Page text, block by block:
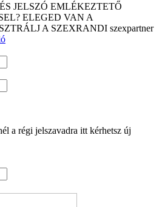
JELSZÓ EMLÉKEZTETŐ
ELEGED VAN A
A SZEXRANDI szexpartner
a régi jelszavadra itt kérhetsz új